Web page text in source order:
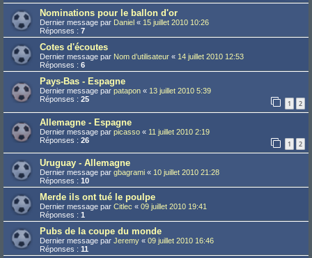
Nominations pour le ballon d'or
Dernier message par Daniel « 15 juillet 2010 10:26
Réponses : 7
Cotes d'écoutes
Dernier message par Nom d’utilisateur « 14 juillet 2010 12:53
Réponses : 6
Pays-Bas - Espagne
Dernier message par patapon « 13 juillet 2010 5:39
Réponses : 25 1 2
Allemagne - Espagne
Dernier message par picasso « 11 juillet 2010 2:19
Réponses : 26 1 2
Uruguay - Allemagne
Dernier message par gbagrami « 10 juillet 2010 21:28
Réponses : 10
Merde ils ont tué le poulpe
Dernier message par Citlec « 09 juillet 2010 19:41
Réponses : 1
Pubs de la coupe du monde
Dernier message par Jeremy « 09 juillet 2010 16:46
Réponses : 11